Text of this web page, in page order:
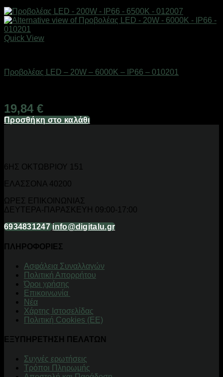
Quick View
Προβολέας LED – 20W – 6000K – IP66 – 010201
19,84 €
Προσθήκη στο καλάθι
6ΗΣ ΟΚΤΩΒΡΙΟΥ 151
ΕΛΑΣΣΟΝΑ 40200
ΩΡΕΣ ΕΠΙΚΟΙΝΩΝΙΑΣ
ΔΕΥΤΕΡΑ-ΠΑΡΑΣΚΕΥΗ 09:00-17:00
6934831247 info@digitalu.gr
ΠΛΗΡΟΦΟΡΙΕΣ
Aσφάλεια Συναλλαγών
Πολιτική Απορρήτου
Όροι χρήσης
Επικοινωνία
Νέα
Χάρτης Ιστοσελίδας
Πολιτική Cookies (ΕΕ)
ΕΞΥΠΗΡΕΤΗΣΗ ΠΕΛΑΤΩΝ
Συχνές ερωτήσεις
Τρόποι Πληρωμής